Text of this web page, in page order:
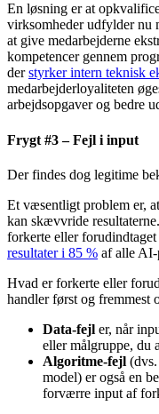
En løsning er at
virksomheder udfylder nu
at give medarbejderne
kompetencer gennem
derstyrker intern teknisk
medarbejderloyaliteten
arbejdsopgaver og bedre
Frygt #3 – Fejl i input
Der findes dog legitime
Et væsentligt problem er,
kan skævvride
forkerte eller
resultater i 85 % af alle AI-
Hvad er forkerte eller
handler først og fremmest
Data-fejl er, når
eller målgruppe, du
Algoritme-fejl
model) er også en
forværre input af